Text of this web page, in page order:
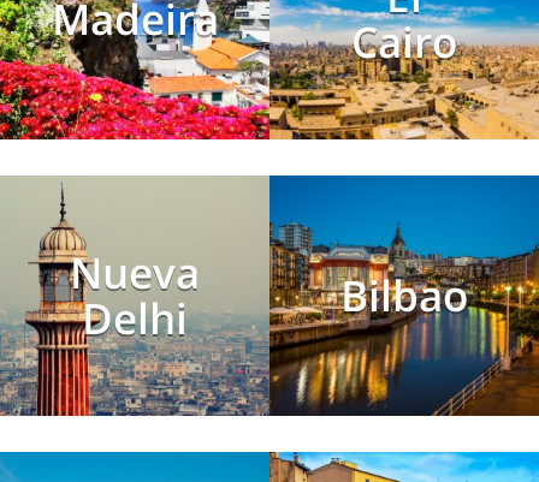
Madeira
Cairo
Nueva
Delhi
Bilbao